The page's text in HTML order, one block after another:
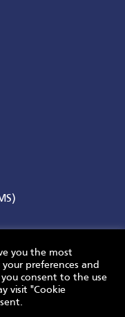
you the most
preferences and
you consent to the use
visit "Cookie